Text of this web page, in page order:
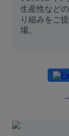
生産性など
り組みをご
場。